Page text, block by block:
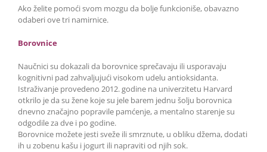
Ako želite pomoći svom mozgu da bolje funkcioniše, obavazno
odaberi ove tri namirnice.
Borovnice
Naučnici su dokazali da borovnice sprečavaju ili usporavaju
kognitivni pad zahvaljujući visokom udelu antioksidanta.
Istraživanje provedeno 2012. godine na univerzitetu Harvard
otkrilo je da su žene koje su jele barem jednu šolju borovnica
dnevno značajno popravile pamćenje, a mentalno starenje su
odgodile za dve i po godine.
Borovnice možete jesti sveže ili smrznute, u obliku džema, dodati
ih u zobenu kašu i jogurt ili napraviti od njih sok.